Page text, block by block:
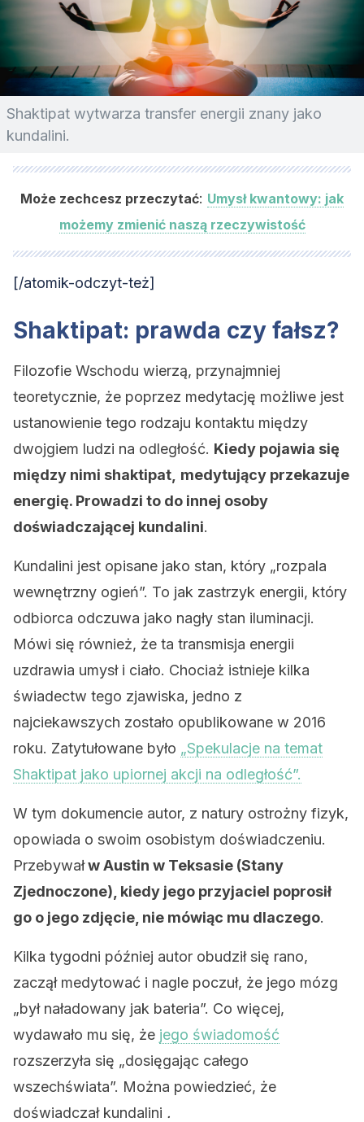
Shaktipat wytwarza transfer energii znany jako
kundalini.
Może zechcesz przeczytać: Umysł kwantowy: jak
możemy zmienić naszą rzeczywistość
[/atomik-odczyt-też]
Shaktipat: prawda czy fałsz?
Filozofie Wschodu wierzą, przynajmniej
teoretycznie, że poprzez medytację możliwe jest
ustanowienie tego rodzaju kontaktu między
dwojgiem ludzi na odległość. Kiedy pojawia się
między nimi shaktipat, medytujący przekazuje
energię. Prowadzi to do innej osoby
doświadczającej kundalini.
Kundalini jest opisane jako stan, który „rozpala
wewnętrzny ogień”. To jak zastrzyk energii, który
odbiorca odczuwa jako nagły stan iluminacji.
Mówi się również, że ta transmisja energii
uzdrawia umysł i ciało. Chociaż istnieje kilka
świadectw tego zjawiska, jedno z
najciekawszych zostało opublikowane w 2016
roku. Zatytułowane było „Spekulacje na temat
Shaktipat jako upiornej akcji na odległość”.
W tym dokumencie autor, z natury ostrożny fizyk,
opowiada o swoim osobistym doświadczeniu.
Przebywałw Austin w Teksasie (Stany
Zjednoczone), kiedy jego przyjaciel poprosił
go o jego zdjęcie, nie mówiąc mu dlaczego.
Kilka tygodni później autor obudził się rano,
zaczął medytować i nagle poczuł, że jego mózg
„był naładowany jak bateria”. Co więcej,
wydawało mu się, że jego świadomość
rozszerzyła się „dosięgając całego
wszechświata”. Można powiedzieć, że
doświadczał kundalini .